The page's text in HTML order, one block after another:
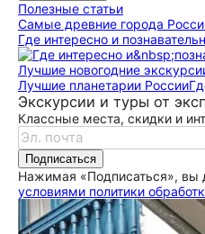
Полезные статьи
Самые древние города
Где интересно и
Лучшие новогодние
Лучшие планетарии России
Экскурсии и туры от
Классные места, скидки и
Подписаться
Нажимая «Подписаться», вы
условиями политики